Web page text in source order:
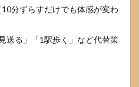
分ずらすだけでも体感が変わ
送る」「1駅歩く」など代替策